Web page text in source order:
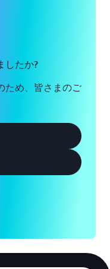
したか?
ため、皆さまのご